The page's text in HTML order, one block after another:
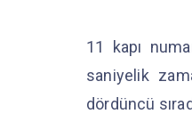
11 kapı
saniyelik
dördüncü